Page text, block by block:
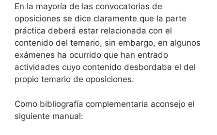
En la mayoría de las convocatorias de
oposiciones se dice claramente que la parte
práctica deberá estar relacionada con el
contenido del temario, sin embargo, en algunos
exámenes ha ocurrido que han entrado
actividades cuyo contenido desbordaba el del
propio temario de oposiciones.
Como bibliografía complementaria aconsejo el
siguiente manual: